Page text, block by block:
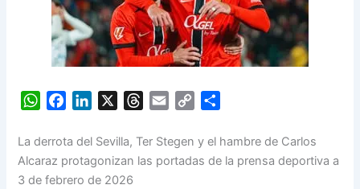
W
a
t
s
c
e
b
n
k
e
r
e
a
i
C
p
y
a
r
La derrota del Sevilla, Ter Stegen y el hambre de Carlos
Alcaraz protagonizan las portadas de la prensa deportiva a
3 de febrero de 2026